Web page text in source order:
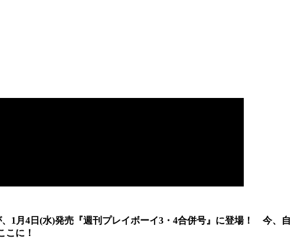
、1月4日(水)発売『週刊プレイボーイ3・4合併号』に登場！ 今、自
に！